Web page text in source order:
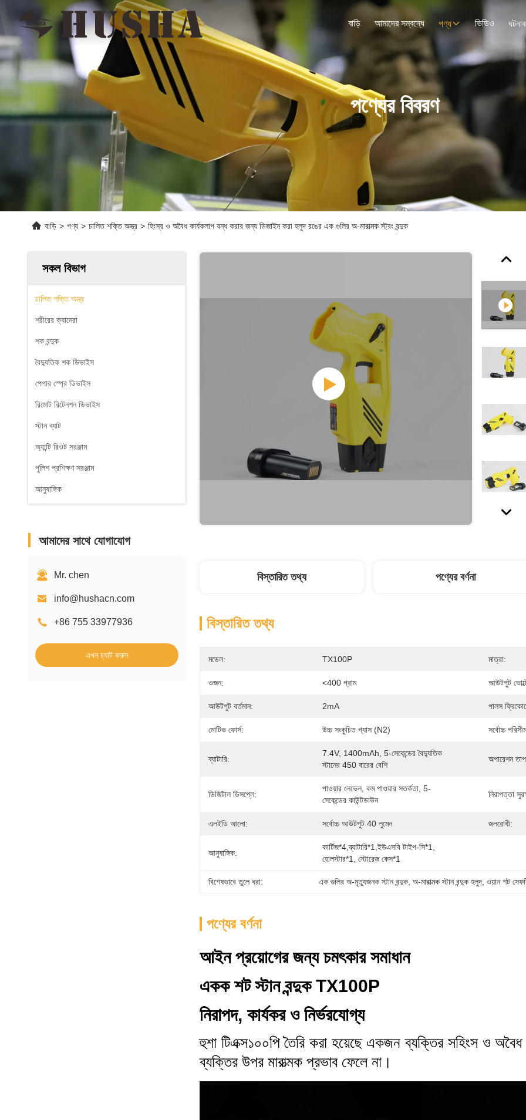
বাড়ি আমাদের সম্বন্ধে পণ্য ভিডিও
পণ্যের বিবরণ
বাড়ি > পণ্য > চালিত শক্তি অস্ত্র > হিংস্র ও অবৈধ কার্যকলাপ বন্ধ করার জন্য ডিজাইন করা হলুদ রঙের এক গুলির অ-মারাত্মক স্ট্রং বন্দুক
সকল বিভাগ
চালিত শক্তি অস্ত্র
শরীরের ক্যামেরা
শক বন্দুক
বৈদ্যুতিক শক ডিভাইস
পেপার স্প্রে ডিভাইস
রিমোট রিটেনশন ডিভাইস
স্টান ব্যাট
অ্যান্টি রিওট সরঞ্জাম
পুলিশ প্রশিক্ষণ সরঞ্জাম
আনুষাঙ্গিক
আমাদের সাথে যোগাযোগ
Mr. chen
info@hushacn.com
+86 755 33977936
এখন চ্যাট করুন
বিস্তারিত তথ্য পণ্যের বর্ণনা
বিস্তারিত তথ্য
মডেল: TX100P মাত্রা:
ওজন: <400 গ্রাম আউটপুট
আউটপুট বর্তমান: 2mA পালস
মোটিভ ফোর্স: উচ্চ সংকুচিত গ্যাস (N2) সর্বোচ্চ
ব্যাটারি:
7.4V, 1400mAh, 5-সেকেন্ডের বৈদ্যুতিক
স্টানের 450 বারের বেশি
অপারেশন
ডিজিটাল ডিসপ্লে:
পাওয়ার লেভেল, কম পাওয়ার সতর্কতা, 5-
সেকেন্ডের কাউন্টডাউন
নিরাপত্তা
এলইডি আলো: সর্বোচ্চ আউটপুট 40 লুমেন জলরোধী:
আনুষাঙ্গিক:
কার্টিজ*4,ব্যাটারি*1,ইউএসবি টাইপ-সি*1,
হোলস্টার*1, স্টোরেজ কেস*1
বিশেষভাবে তুলে ধরা: এক গুলির অ-মৃত্যুজনক স্টান বন্দুক , অ-মারাত্মক স্টান বন্দুক হলুদ , ওয়ান শট
পণ্যের বর্ণনা
আইন প্রয়োগের জন্য চমৎকার সমাধান
একক শট স্টান বন্দুক TX100P
নিরাপদ, কার্যকর ও নির্ভরযোগ্য
হুশা টিএক্স১০০পি তৈরি করা হয়েছে একজন ব্যক্তির সহিংস ও
ব্যক্তির উপর মারাত্মক প্রভাব ফেলে না।